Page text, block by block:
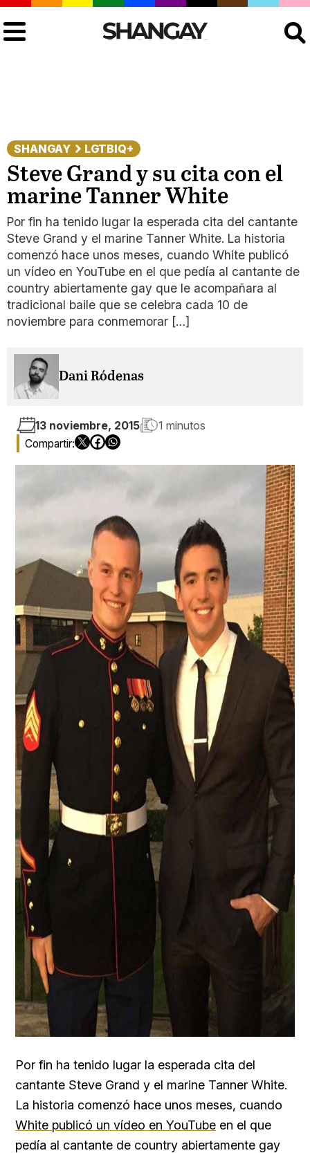
SHANGAY LGTBIQ+
Steve Grand y su cita con el
marine Tanner White
Por fin ha tenido lugar la esperada cita del cantante
Steve Grand y el marine Tanner White. La historia
comenzó hace unos meses, cuando White publicó
un vídeo en YouTube en el que pedía al cantante de
country abiertamente gay que le acompañara al
tradicional baile que se celebra cada 10 de
noviembre para conmemorar […]
Dani Ródenas
13 noviembre, 2015 1 minutos
Por fin ha tenido lugar la esperada cita del
cantante Steve Grand y el marine Tanner White.
La historia comenzó hace unos meses, cuando
White publicó un vídeo en YouTube en el que
pedía al cantante de country abiertamente gay